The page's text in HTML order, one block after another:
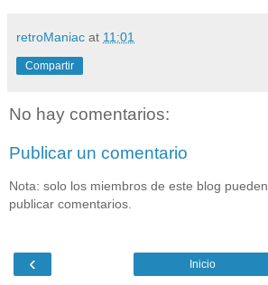
retroManiac at 11:01
Compartir
No hay comentarios:
Publicar un comentario
Nota: solo los miembros de este blog pueden
publicar comentarios.
‹ Inicio